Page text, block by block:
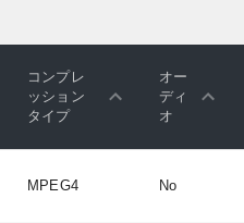
コンプレ
ッション
タイプ
オー
ディ
オ
MPEG4 No